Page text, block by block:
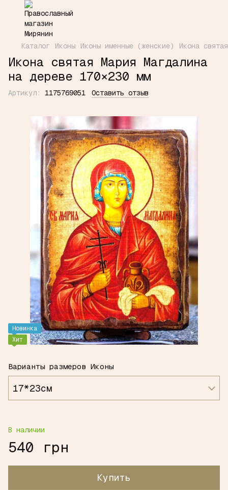
Каталог Иконы Иконы именные (женские) Икона
Икона святая Мария Магдалина
на дереве 170×230 мм
Артикул: 1175769051 Оставить отзыв
Новинка
Хит
Варианты размеров Иконы
17*23см
В наличии
540 грн
Купить